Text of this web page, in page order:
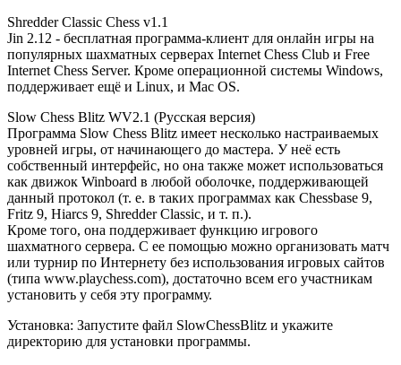
Shredder Classic Chess v1.1
Jin 2.12 - бесплатная программа-клиент для онлайн игры на
популярных шахматных серверах Internet Chess Club и Free
Internet Chess Server. Кроме операционной системы Windows,
поддерживает ещё и Linux, и Mac OS.
Slow Chess Blitz WV2.1 (Русская версия)
Программа Slow Chess Blitz имеет несколько настраиваемых
уровней игры, от начинающего до мастера. У неё есть
собственный интерфейс, но она также может использоваться
как движок Winboard в любой оболочке, поддерживающей
данный протокол (т. е. в таких программах как Chessbase 9,
Fritz 9, Hiarcs 9, Shredder Classic, и т. п.).
Кроме того, она поддерживает функцию игрового
шахматного сервера. С ее помощью можно организовать матч
или турнир по Интернету без использования игровых сайтов
(типа www.playchess.com), достаточно всем его участникам
установить у себя эту программу.
Установка: Запустите файл SlowChessBlitz и укажите
директорию для установки программы.